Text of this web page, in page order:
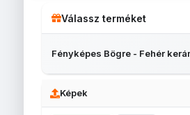
Válassz terméket
Fényképes Bögre - Fehér
Képek